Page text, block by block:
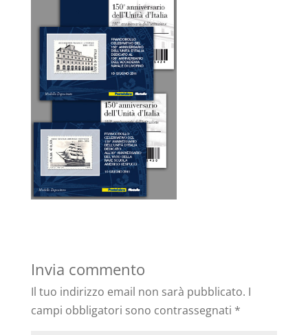
Invia commento
Il tuo indirizzo email non sarà pubblicato. I
campi obbligatori sono contrassegnati *